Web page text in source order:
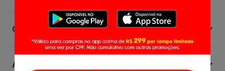
Central de Ajuda
Atendimento